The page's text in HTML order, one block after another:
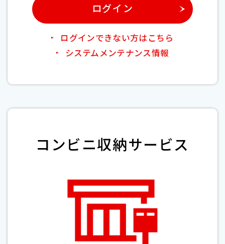
ログイン
ログインできない方はこちら
システムメンテナンス情報
コンビニ収納サービス